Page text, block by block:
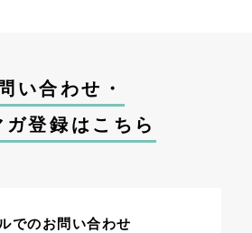
い合わせ・
ガ登録はこちら
でのお問い合わせ